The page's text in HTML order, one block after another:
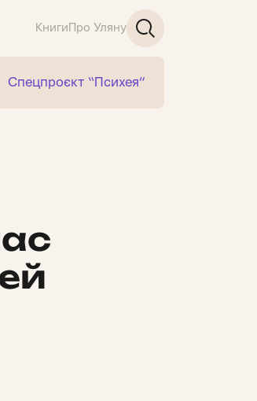
Книги Про Уляну
Спецпроєкт “Психея”